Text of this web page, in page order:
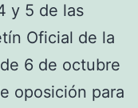
y 5 de las
Oficial de la
6 de octubre
oposición para